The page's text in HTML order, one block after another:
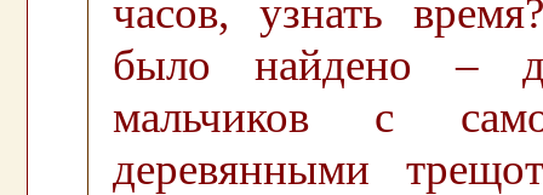
часов, узнать
было найдено –
мальчиков с
деревянными